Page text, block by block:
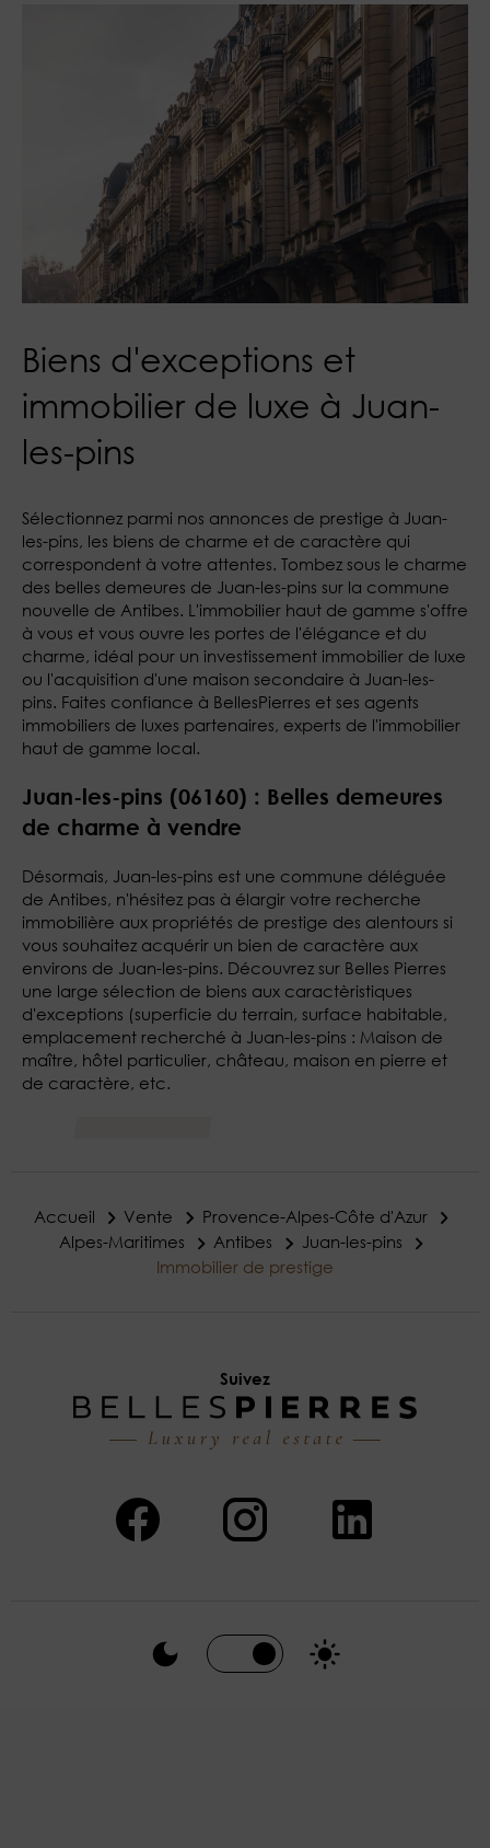
Biens d'exceptions et
immobilier de luxe à Juan-
les-pins
Sélectionnez parmi nos annonces de prestige à Juan-
les-pins, les biens de charme et de caractère qui
correspondent à votre attentes. Tombez sous le charme
des belles demeures de Juan-les-pins sur la commune
nouvelle de Antibes. L'immobilier haut de gamme s'offre
à vous et vous ouvre les portes de l'élégance et du
charme, idéal pour un investissement immobilier de luxe
ou l'acquisition d'une maison secondaire à Juan-les-
pins. Faites confiance à BellesPierres et ses agents
immobiliers de luxes partenaires, experts de l'immobilier
haut de gamme local.
Juan-les-pins (06160) : Belles demeures
de charme à vendre
Désormais, Juan-les-pins est une commune déléguée
de Antibes, n'hésitez pas à élargir votre recherche
immobilière aux propriétés de prestige des alentours si
vous souhaitez acquérir un bien de caractère aux
environs de Juan-les-pins. Découvrez sur Belles Pierres
une large sélection de biens aux caractèristiques
d'exceptions (superficie du terrain, surface habitable,
emplacement recherché à Juan-les-pins : Maison de
maître, hôtel particulier, château, maison en pierre et
de caractère, etc.
Accueil Vente
Provence-Alpes-Côte d'Azur
Alpes-Maritimes
Antibes
Juan-les-pins
Immobilier de prestige
Suivez